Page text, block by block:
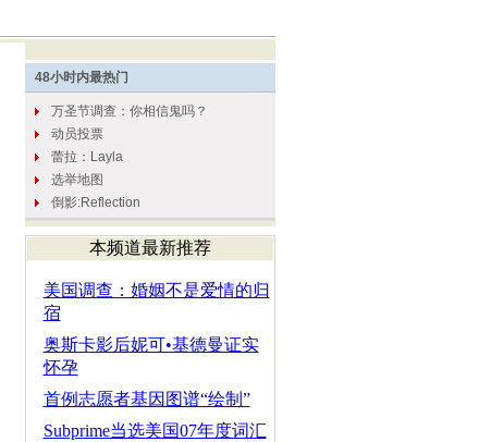
本频道最新推荐
美国调查：婚姻不是爱情的归
宿
奥斯卡影后妮可•基德曼证实
怀孕
首例志愿者基因图谱“绘制”
Subprime当选美国07年度词汇